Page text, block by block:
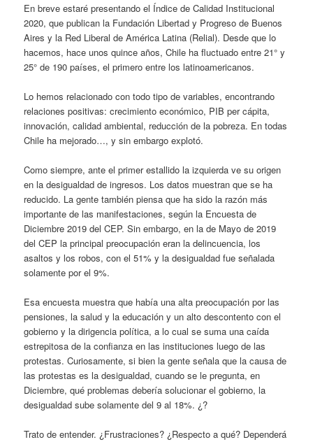
En breve estaré presentando el Índice de Calidad Institucional
2020, que publican la Fundación Libertad y Progreso de Buenos
Aires y la Red Liberal de América Latina (Relial). Desde que lo
hacemos, hace unos quince años, Chile ha fluctuado entre 21° y
25° de 190 países, el primero entre los latinoamericanos.
Lo hemos relacionado con todo tipo de variables, encontrando
relaciones positivas: crecimiento económico, PIB per cápita,
innovación, calidad ambiental, reducción de la pobreza. En todas
Chile ha mejorado…, y sin embargo explotó.
Como siempre, ante el primer estallido la izquierda ve su origen
en la desigualdad de ingresos. Los datos muestran que se ha
reducido. La gente también piensa que ha sido la razón más
importante de las manifestaciones, según la Encuesta de
Diciembre 2019 del CEP. Sin embargo, en la de Mayo de 2019
del CEP la principal preocupación eran la delincuencia, los
asaltos y los robos, con el 51% y la desigualdad fue señalada
solamente por el 9%.
Esa encuesta muestra que había una alta preocupación por las
pensiones, la salud y la educación y un alto descontento con el
gobierno y la dirigencia política, a lo cual se suma una caída
estrepitosa de la confianza en las instituciones luego de las
protestas. Curiosamente, si bien la gente señala que la causa de
las protestas es la desigualdad, cuando se le pregunta, en
Diciembre, qué problemas debería solucionar el gobierno, la
desigualdad sube solamente del 9 al 18%. ¿?
Trato de entender. ¿Frustraciones? ¿Respecto a qué? Dependerá